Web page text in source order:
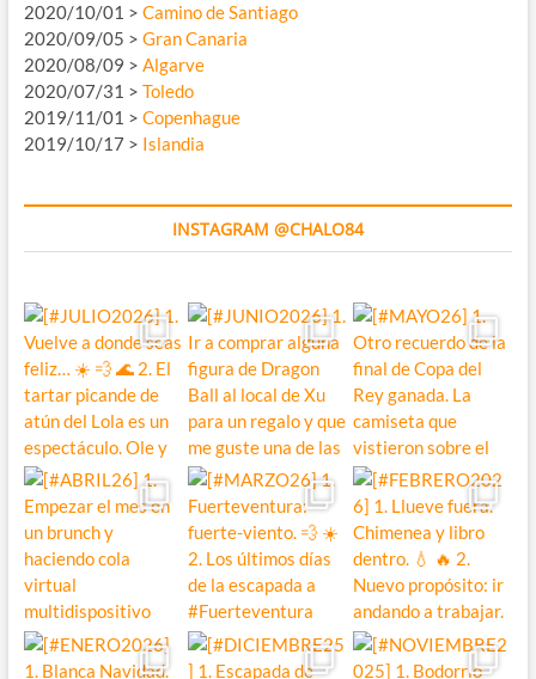
2020/10/01 > Camino de Santiago
2020/09/05 > Gran Canaria
2020/08/09 > Algarve
2020/07/31 > Toledo
2019/11/01 > Copenhague
2019/10/17 > Islandia
INSTAGRAM @CHALO84